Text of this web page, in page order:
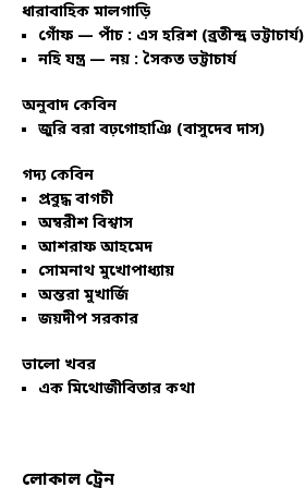
ধারাবাহিক মালগাড়ি
গোঁফ — পাঁচ : এস হরিশ (ব্রতীন্দ্র ভট্টাচার্য)
নহি যন্ত্র — নয় : সৈকত ভট্টাচার্য
অনুবাদ কেবিন
জুরি বরা বঢ়গোহাঞি (বাসুদেব দাস)
গদ্য কেবিন
প্রবুদ্ধ বাগচী
অম্বরীশ বিশ্বাস
আশরাফ আহমেদ
সোমনাথ মুখোপাধ্যায়
অন্তরা মুখার্জি
জয়দীপ সরকার
ভালো খবর
এক মিথোজীবিতার কথা
লোকাল ট্রেন